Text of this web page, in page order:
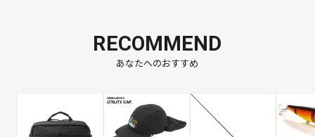
RECOMMEND
あなたへのおすすめ